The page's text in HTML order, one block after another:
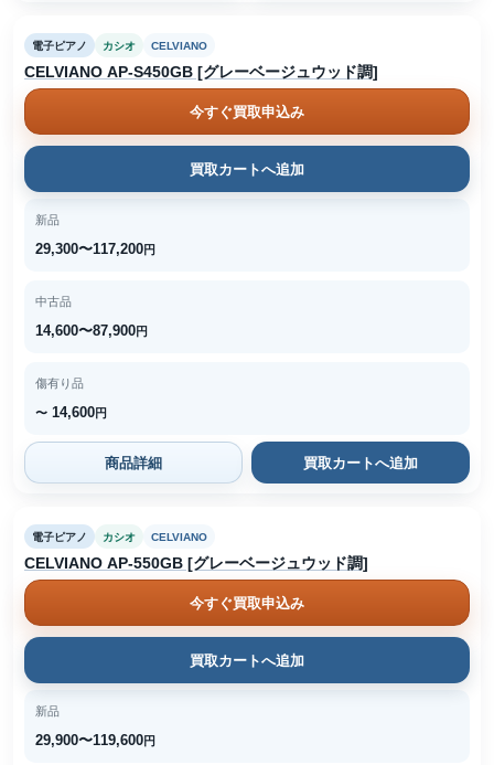
電子ピアノ カシオ CELVIANO
CELVIANO AP-S450GB [グレーベージュウッド調]
今すぐ買取申込み
買取カートへ追加
新品
29,300〜117,200円
中古品
14,600〜87,900円
傷有り品
〜 14,600円
商品詳細 買取カートへ追加
電子ピアノ カシオ CELVIANO
CELVIANO AP-550GB [グレーベージュウッド調]
今すぐ買取申込み
買取カートへ追加
新品
29,900〜119,600円